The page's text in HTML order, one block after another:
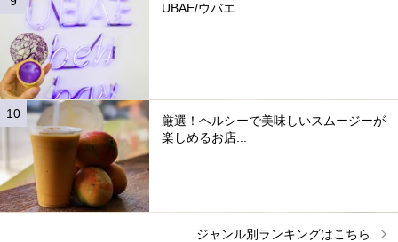
UBAE/ウバエ
厳選！ヘルシーで美味しいスムージーが
楽しめるお店...
ジャンル別ランキングはこちら